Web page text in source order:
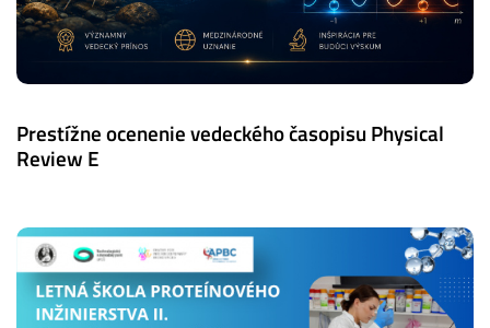
Prestížne ocenenie vedeckého časopisu Physical
Review E